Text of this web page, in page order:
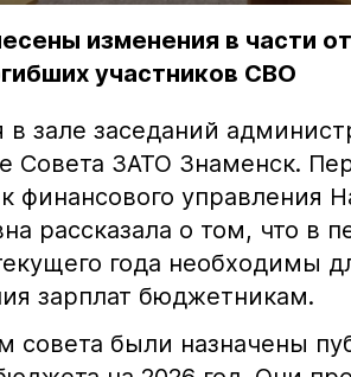
изменения в части
участников СВО
в зале заседаний
Совета ЗАТО Знаменск.
финансового управления
рассказала о том, что в
года необходимы
зарплат бюджетникам.
совета были назначены